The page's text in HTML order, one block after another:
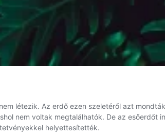
létezik. Az erdő ezen szeletéről azt
nem voltak megtalálhatók. De az esőerdőt
helyettesítették.